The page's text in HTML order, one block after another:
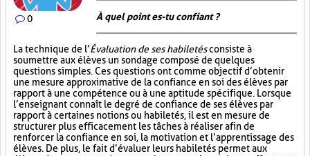
0 À quel point es-tu confiant ?
La technique de l’Évaluation de ses habiletésconsiste à
soumettre aux élèves un sondage composé de quelques
questions simples. Ces questions ont comme objectif d’obtenir
une mesure approximative de la confiance en soi des élèves par
rapport à une compétence ou à une aptitude spécifique. Lorsque
l’enseignant connaît le degré de confiance de ses élèves par
rapport à certaines notions ou habiletés, il est en mesure de
structurer plus efficacement les tâches à réaliser afin de
renforcer la confiance en soi, la motivation et l’apprentissage des
élèves. De plus, le fait d’évaluer leurs habiletés permet aux